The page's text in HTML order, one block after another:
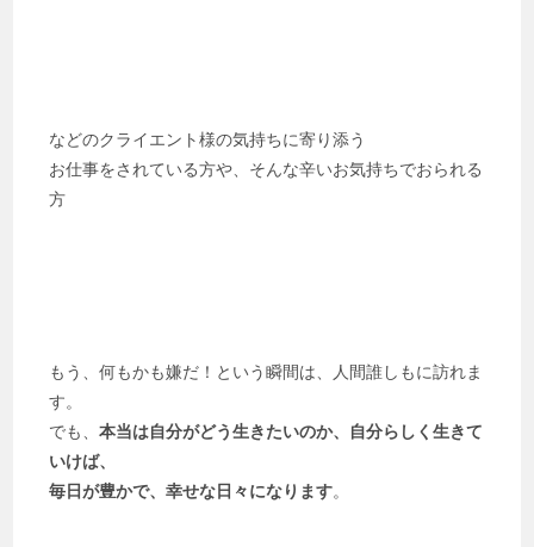
などのクライエント様の気持ちに寄り添う
お仕事をされている方や、そんな辛いお気持ちでおられる
方
もう、何もかも嫌だ！という瞬間は、人間誰しもに訪れま
す。
でも、本当は自分がどう生きたいのか、自分らしく生きて
いけば、
毎日が豊かで、幸せな日々になります。